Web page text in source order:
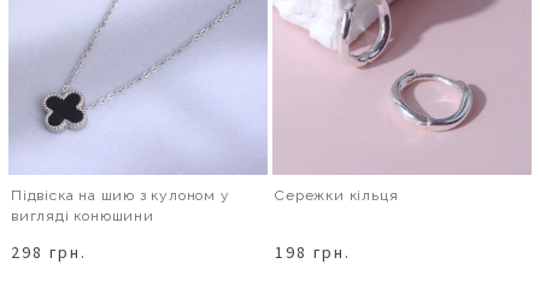
Підвіска на шию з кулоном у
вигляді конюшини
298 грн.
Сережки кільця
198 грн.